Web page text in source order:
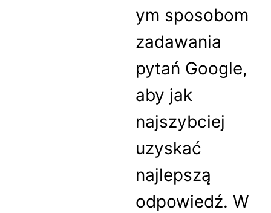
ym sposobom
zadawania
pytań Google,
aby jak
najszybciej
uzyskać
najlepszą
odpowiedź. W